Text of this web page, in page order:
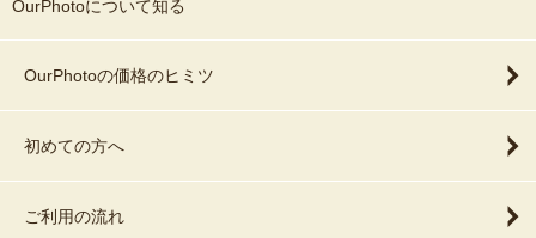
OurPhotoについて知る
OurPhotoの価格のヒミツ
初めての方へ
ご利用の流れ